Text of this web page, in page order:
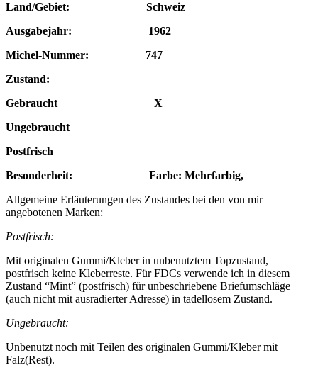
Land/Gebiet: Schweiz
Ausgabejahr: 1962
Michel-Nummer: 747
Zustand:
Gebraucht X
Ungebraucht
Postfrisch
Besonderheit: Farbe: Mehrfarbig,
Allgemeine Erläuterungen des Zustandes bei den von mir
angebotenen Marken:
Postfrisch:
Mit originalen Gummi/Kleber in unbenutztem Topzustand,
postfrisch keine Kleberreste. Für FDCs verwende ich in diesem
Zustand “Mint” (postfrisch) für unbeschriebene Briefumschläge
(auch nicht mit ausradierter Adresse) in tadellosem Zustand.
Ungebraucht:
Unbenutzt noch mit Teilen des originalen Gummi/Kleber mit
Falz(Rest).